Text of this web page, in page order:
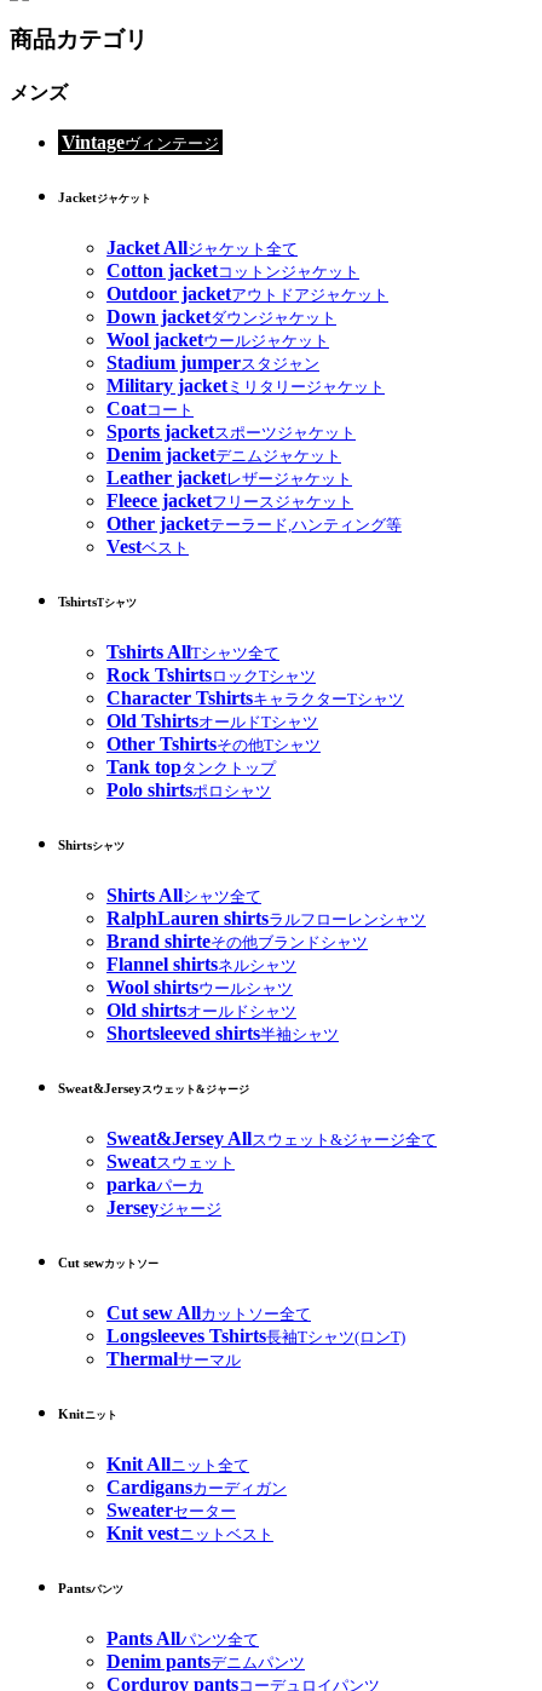
商品カテゴリ
メンズ
Vintageヴィンテージ
Jacketジャケット
Jacket Allジャケット全て
Cotton jacketコットンジャケット
Outdoor jacketアウトドアジャケット
Down jacketダウンジャケット
Wool jacketウールジャケット
Stadium jumperスタジャン
Military jacketミリタリージャケット
Coatコート
Sports jacketスポーツジャケット
Denim jacketデニムジャケット
Leather jacketレザージャケット
Fleece jacketフリースジャケット
Other jacketテーラード,ハンティング等
Vestベスト
TshirtsTシャツ
Tshirts AllTシャツ全て
Rock TshirtsロックTシャツ
Character TshirtsキャラクターTシャツ
Old TshirtsオールドTシャツ
Other Tshirtsその他Tシャツ
Tank topタンクトップ
Polo shirtsポロシャツ
Shirtsシャツ
Shirts Allシャツ全て
RalphLauren shirtsラルフローレンシャツ
Brand shirteその他ブランドシャツ
Flannel shirtsネルシャツ
Wool shirtsウールシャツ
Old shirtsオールドシャツ
Shortsleeved shirts半袖シャツ
Sweat&Jerseyスウェット&ジャージ
Sweat&Jersey Allスウェット&ジャージ全て
Sweatスウェット
parkaパーカ
Jerseyジャージ
Cut sewカットソー
Cut sew Allカットソー全て
Longsleeves Tshirts長袖Tシャツ(ロンT)
Thermalサーマル
Knitニット
Knit Allニット全て
Cardigansカーディガン
Sweaterセーター
Knit vestニットベスト
Pantsパンツ
Pants Allパンツ全て
Denim pantsデニムパンツ
Corduroy pantsコーデュロイパンツ